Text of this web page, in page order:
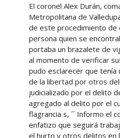
El coronel Alex Durán,
Metropolitana de
de este procedimiento de
persona quien se
portaba un brazalete de
al momento de verificar
pudo esclarecer que tenía
de la libertad por otros
judicializado por el delito
agregado al delito por el
flagrancia s, ´´ Informo el
enfatizo que seguirá
el hurto y otros delitos en